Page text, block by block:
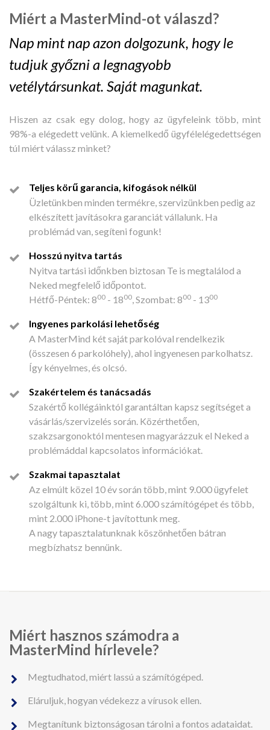
Miért a MasterMind-ot válaszd?
Nap mint nap azon dolgozunk, hogy le
tudjuk győzni a legnagyobb
vetélytársunkat. Saját magunkat.
Hiszen az csak egy dolog, hogy az ügyfeleink több, mint
98%-a elégedett velünk. A kiemelkedő ügyfélelégedettségen
túl miért válassz minket?
Teljes körű garancia, kifogások nélkül
Üzletünkben minden termékre, szervizünkben pedig az
elkészített javításokra garanciát vállalunk. Ha
problémád van, segíteni fogunk!
Hosszú nyitva tartás
Nyitva tartási időnkben biztosan Te is megtalálod a
Neked megfelelő időpontot.
Hétfő-Péntek: 800 - 1800 , Szombat: 800 - 1300
Ingyenes parkolási lehetőség
A MasterMind két saját parkolóval rendelkezik
(összesen 6 parkolóhely), ahol ingyenesen parkolhatsz.
Így kényelmes, és olcsó.
Szakértelem és tanácsadás
Szakértő kollégáinktól garantáltan kapsz segítséget a
vásárlás/szervizelés során. Közérthetően,
szakzsargonoktól mentesen magyarázzuk el Neked a
problémáddal kapcsolatos információkat.
Szakmai tapasztalat
Az elmúlt közel 10 év során több, mint 9.000 ügyfelet
szolgáltunk ki, több, mint 6.000 számítógépet és több,
mint 2.000 iPhone-t javítottunk meg.
A nagy tapasztalatunknak köszönhetően bátran
megbízhatsz bennünk.
Miért hasznos számodra a
MasterMind hírlevele?
Megtudhatod, miért lassú a számítógéped.
Eláruljuk, hogyan védekezz a vírusok ellen.
Megtanítunk biztonságosan tárolni a fontos adataidat.